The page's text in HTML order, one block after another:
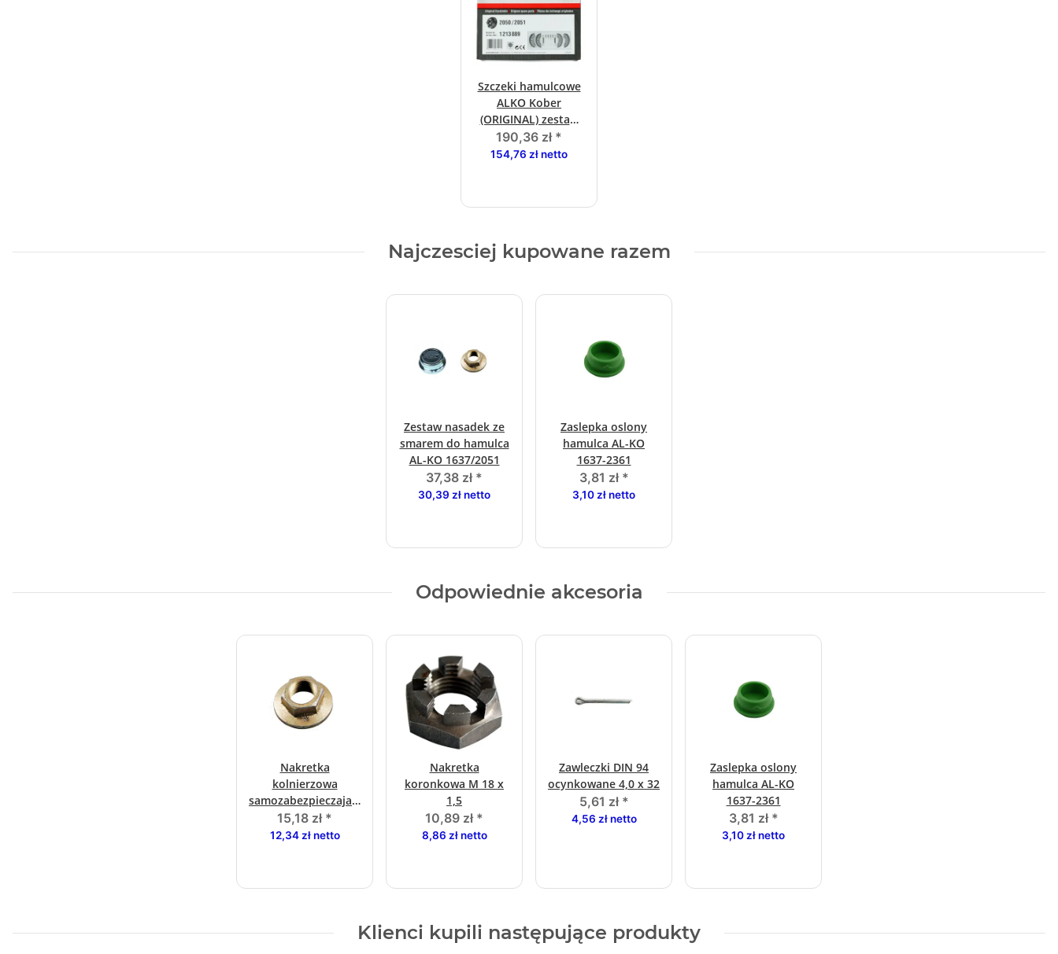
Szczeki hamulcowe
ALKO Kober
(ORIGINAL) zestaw
200 x 50 2050/2051
(zestaw 48)
190,36 zł *
154,76 zł netto
Najczesciej kupowane razem
Zestaw nasadek ze
smarem do hamulca
AL-KO 1637/2051
37,38 zł *
30,39 zł netto
Zaslepka oslony
hamulca AL-KO
1637-2361
3,81 zł *
3,10 zł netto
Odpowiednie akcesoria
Nakretka
kolnierzowa
samozabezpieczajaca
280 Nm SW32
M24x1,5 1637/2051
15,18 zł *
12,34 zł netto
Nakretka
koronkowa M 18 x
1,5
10,89 zł *
8,86 zł netto
Zawleczki DIN 94
ocynkowane 4,0 x 32
5,61 zł *
4,56 zł netto
Zaslepka oslony
hamulca AL-KO
1637-2361
3,81 zł *
3,10 zł netto
Klienci kupili następujące produkty